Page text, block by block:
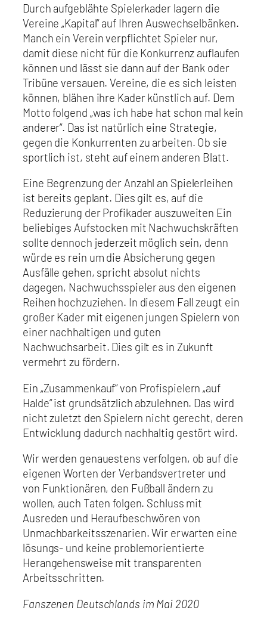
Durch aufgeblähte Spielerkader lagern die
Vereine „Kapital“ auf Ihren Auswechselbänken.
Manch ein Verein verpflichtet Spieler nur,
damit diese nicht für die Konkurrenz auflaufen
können und lässt sie dann auf der Bank oder
Tribüne versauen. Vereine, die es sich leisten
können, blähen ihre Kader künstlich auf. Dem
Motto folgend „was ich habe hat schon mal kein
anderer“. Das ist natürlich eine Strategie,
gegen die Konkurrenten zu arbeiten. Ob sie
sportlich ist, steht auf einem anderen Blatt.
Eine Begrenzung der Anzahl an Spielerleihen
ist bereits geplant. Dies gilt es, auf die
Reduzierung der Profikader auszuweiten Ein
beliebiges Aufstocken mit Nachwuchskräften
sollte dennoch jederzeit möglich sein, denn
würde es rein um die Absicherung gegen
Ausfälle gehen, spricht absolut nichts
dagegen, Nachwuchsspieler aus den eigenen
Reihen hochzuziehen. In diesem Fall zeugt ein
großer Kader mit eigenen jungen Spielern von
einer nachhaltigen und guten
Nachwuchsarbeit. Dies gilt es in Zukunft
vermehrt zu fördern.
Ein „Zusammenkauf“ von Profispielern „auf
Halde“ ist grundsätzlich abzulehnen. Das wird
nicht zuletzt den Spielern nicht gerecht, deren
Entwicklung dadurch nachhaltig gestört wird.
Wir werden genauestens verfolgen, ob auf die
eigenen Worten der Verbandsvertreter und
von Funktionären, den Fußball ändern zu
wollen, auch Taten folgen. Schluss mit
Ausreden und Heraufbeschwören von
Unmachbarkeitsszenarien. Wir erwarten eine
lösungs- und keine problemorientierte
Herangehensweise mit transparenten
Arbeitsschritten.
Fanszenen Deutschlands im Mai 2020